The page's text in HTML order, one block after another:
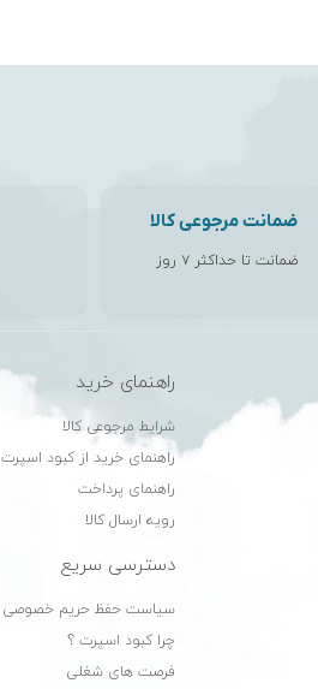
ضمانت مرجوعی کالا
ضمانت تا حداکثر ۷ روز
راهنمای خرید
شرایط مرجوعی کالا
راهنمای خرید از کبود اسپرت
راهنمای پرداخت
رویه ارسال کالا
دسترسی سریع
سیاست حفظ حریم خصوصی
چرا کبود اسپرت ؟
فرصت های شغلی